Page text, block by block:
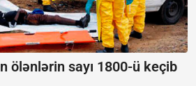
ölənlərin sayı 1800-ü keçib